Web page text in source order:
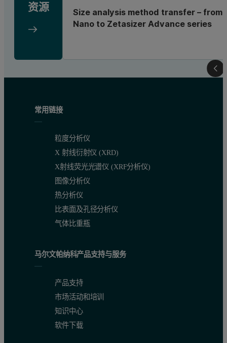
资源
Size analysis method transfer – from
Nano to Zetasizer Advance series
常用链接
粒度分析仪
X 射线衍射仪 (XRD)
X射线荧光光谱仪 (XRF分析仪)
图像分析仪
热分析仪
比表面及孔径分析仪
气体比重瓶
马尔文帕纳科产品支持与服务
产品支持
市场活动和培训
知识中心
软件下载